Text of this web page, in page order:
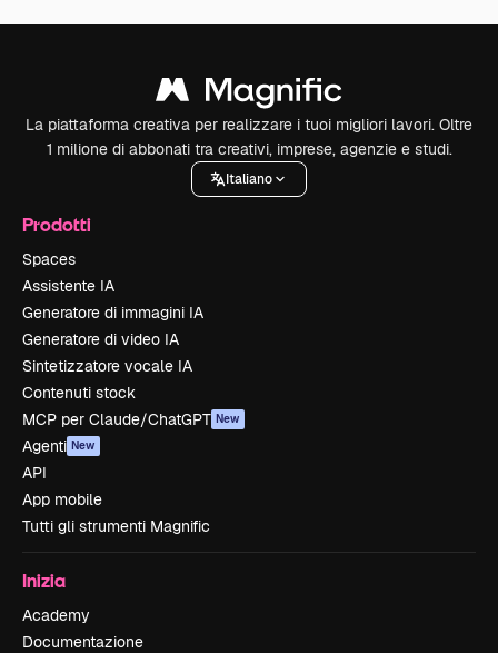
La piattaforma creativa per realizzare i tuoi migliori lavori. Oltre
1 milione di abbonati tra creativi, imprese, agenzie e studi.
Italiano
Prodotti
Spaces
Assistente IA
Generatore di immagini IA
Generatore di video IA
Sintetizzatore vocale IA
Contenuti stock
MCP per Claude/ChatGPT New
Agenti New
API
App mobile
Tutti gli strumenti Magnific
Inizia
Academy
Documentazione